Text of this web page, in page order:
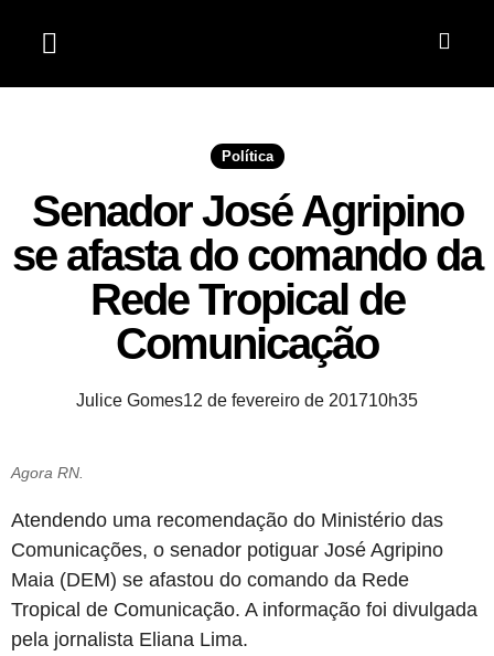
Política
Senador José Agripino
se afasta do comando da
Rede Tropical de
Comunicação
Julice Gomes12 de fevereiro de 201710h35
Agora RN.
Atendendo uma recomendação do Ministério das
Comunicações, o senador potiguar José Agripino
Maia (DEM) se afastou do comando da Rede
Tropical de Comunicação. A informação foi divulgada
pela jornalista Eliana Lima.